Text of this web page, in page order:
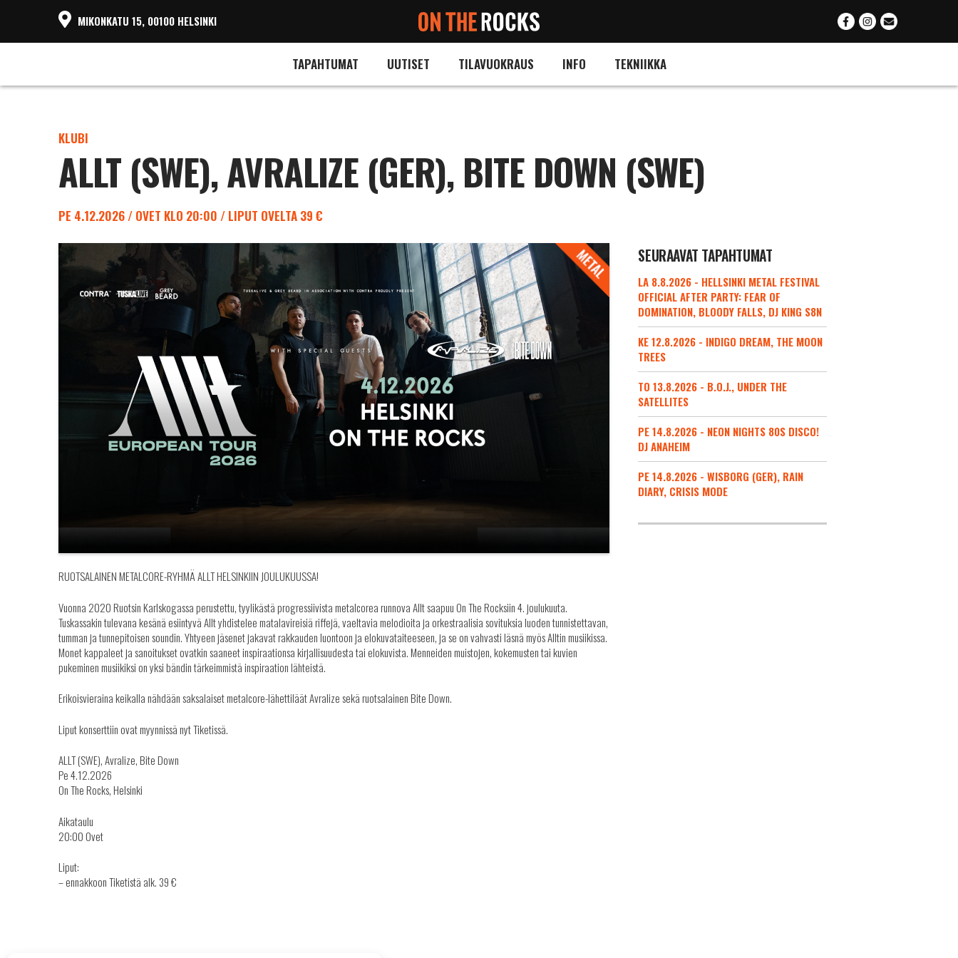
MIKONKATU 15, 00100 HELSINKI
TAPAHTUMAT UUTISET TILAVUOKRAUS INFO TEKNIIKKA
KLUBI
ALLT (SWE), AVRALIZE (GER), BITE DOWN (SWE)
PE 4.12.2026 / OVET KLO 20:00 / LIPUT OVELTA 39 €
SEURAAVAT TAPAHTUMAT
LA 8.8.2026 - HELLSINKI METAL FESTIVAL
OFFICIAL AFTER PARTY: FEAR OF
DOMINATION, BLOODY FALLS, DJ KING S8N
KE 12.8.2026 - INDIGO DREAM, THE MOON
TREES
TO 13.8.2026 - B.O.J., UNDER THE
SATELLITES
PE 14.8.2026 - NEON NIGHTS 80S DISCO!
DJ ANAHEIM
PE 14.8.2026 - WISBORG (GER), RAIN
DIARY, CRISIS MODE
RUOTSALAINEN METALCORE-RYHMÄ ALLT HELSINKIIN JOULUKUUSSA!
Vuonna 2020 Ruotsin Karlskogassa perustettu, tyylikästä progressiivista metalcorea runnova Allt saapuu On The Rocksiin 4. joulukuuta.
Tuskassakin tulevana kesänä esiintyvä Allt yhdistelee matalavireisiä riffejä, vaeltavia melodioita ja orkestraalisia sovituksia luoden tunnistettavan,
tumman ja tunnepitoisen soundin. Yhtyeen jäsenet jakavat rakkauden luontoon ja elokuvataiteeseen, ja se on vahvasti läsnä myös Alltin musiikissa.
Monet kappaleet ja sanoitukset ovatkin saaneet inspiraationsa kirjallisuudesta tai elokuvista. Menneiden muistojen, kokemusten tai kuvien
pukeminen musiikiksi on yksi bändin tärkeimmistä inspiraation lähteistä.
Erikoisvieraina keikalla nähdään saksalaiset metalcore-lähettiläät Avralize sekä ruotsalainen Bite Down.
Liput konserttiin ovat myynnissä nyt Tiketissä.
ALLT (SWE), Avralize, Bite Down
Pe 4.12.2026
On The Rocks, Helsinki
Aikataulu
20:00 Ovet
Liput:
– ennakkoon Tiketistä alk. 39 €